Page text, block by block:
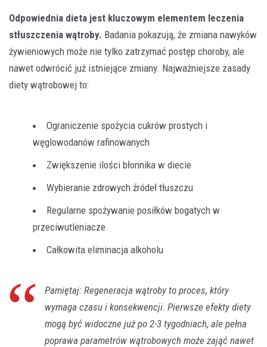
Odpowiednia dieta jest kluczowym elementem leczenia
stłuszczenia wątroby. Badania pokazują, że zmiana nawyków
żywieniowych może nie tylko zatrzymać postęp choroby, ale
nawet odwrócić już istniejące zmiany. Najważniejsze zasady
diety wątrobowej to:
Ograniczenie spożycia cukrów prostych i
węglowodanów rafinowanych
Zwiększenie ilości błonnika w diecie
Wybieranie zdrowych źródeł tłuszczu
Regularne spożywanie posiłków bogatych w
przeciwutleniacze
Całkowita eliminacja alkoholu
Pamiętaj: Regeneracja wątroby to proces, który
wymaga czasu i konsekwencji. Pierwsze efekty diety
mogą być widoczne już po 2-3 tygodniach, ale pełna
poprawa parametrów wątrobowych może zająć nawet